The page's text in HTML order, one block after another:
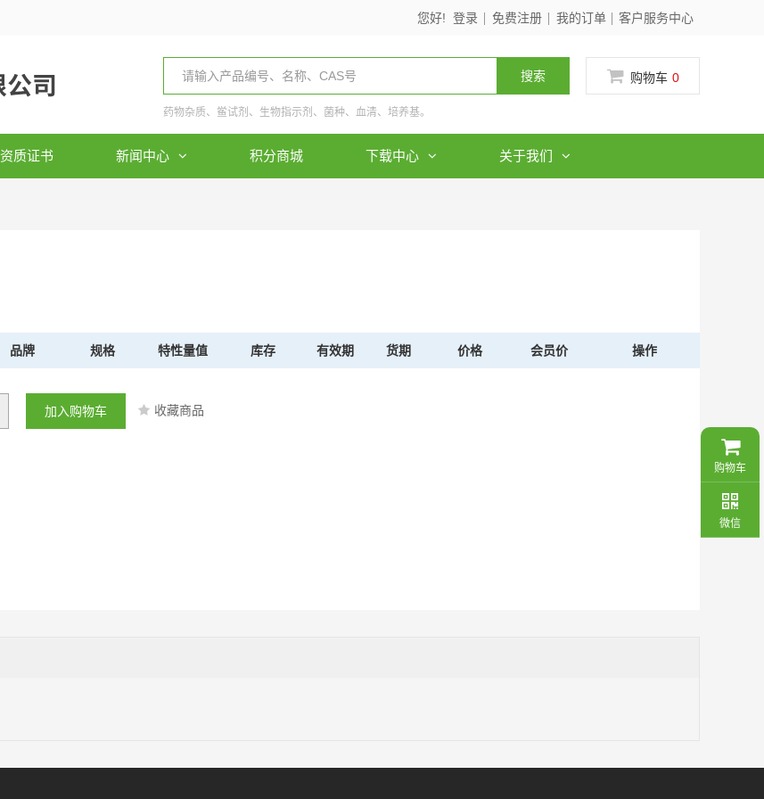
我的订单 客户服务中心
您好! 登录 免费注册
购物车 0
搜索
药物杂质、鲎试剂、生物指示剂、菌种、血清、培养基。
资质证书 新闻中心 积分商城 下载中心 关于我们
品牌 规格 特性量值 库存 有效期 货期 价格 会员价 操作
加入购物车 收藏商品
购物车
微信